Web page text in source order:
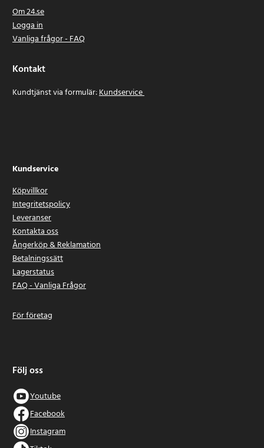
Om 24.se
Logga in
Vanliga frågor - FAQ
Kontakt
Kundtjänst via formulär:Kundservice
Kundservice
Köpvillkor
Integritetspolicy
Leveranser
Kontakta oss
Ångerköp & Reklamation
Betalningssätt
Lagerstatus
FAQ - Vanliga Frågor
För företag
Följ oss
Youtube
Facebook
Instagram